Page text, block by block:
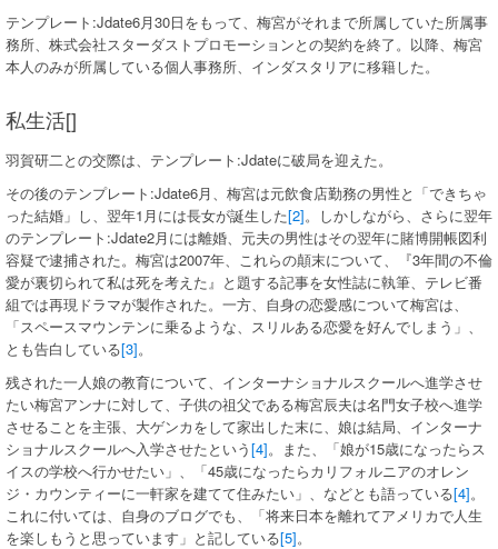
テンプレート:Jdate6月30日をもって、梅宮がそれまで所属していた所属事
務所、株式会社スターダストプロモーションとの契約を終了。以降、梅宮
本人のみが所属している個人事務所、インダスタリアに移籍した。
私生活[]
羽賀研二との交際は、テンプレート:Jdateに破局を迎えた。
その後のテンプレート:Jdate6月、梅宮は元飲食店勤務の男性と「できちゃ
った結婚」し、翌年1月には長女が誕生した[2]。しかしながら、さらに翌年
のテンプレート:Jdate2月には離婚、元夫の男性はその翌年に賭博開帳図利
容疑で逮捕された。梅宮は2007年、これらの顛末について、『3年間の不倫
愛が裏切られて私は死を考えた』と題する記事を女性誌に執筆、テレビ番
組では再現ドラマが製作された。一方、自身の恋愛感について梅宮は、
「スペースマウンテンに乗るような、スリルある恋愛を好んでしまう」、
とも告白している[3]。
残された一人娘の教育について、インターナショナルスクールへ進学させ
たい梅宮アンナに対して、子供の祖父である梅宮辰夫は名門女子校へ進学
させることを主張、大ゲンカをして家出した末に、娘は結局、インターナ
ショナルスクールへ入学させたという[4]。また、「娘が15歳になったらス
イスの学校へ行かせたい」、「45歳になったらカリフォルニアのオレン
ジ・カウンティーに一軒家を建てて住みたい」、などとも語っている[4]。
これに付いては、自身のブログでも、「将来日本を離れてアメリカで人生
を楽しもうと思っています」と記している[5]。